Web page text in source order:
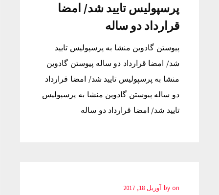
پرسپولیس تایید شد/ امضا
قرارداد دو ساله
پیوستن گادوین منشا به پرسپولیس تایید
شد/ امضا قرارداد دو ساله پیوستن گادوین
منشا به پرسپولیس تایید شد/ امضا قرارداد
دو ساله پیوستن گادوین منشا به پرسپولیس
تایید شد/ امضا قرارداد دو ساله
by on آوریل 18, 2017